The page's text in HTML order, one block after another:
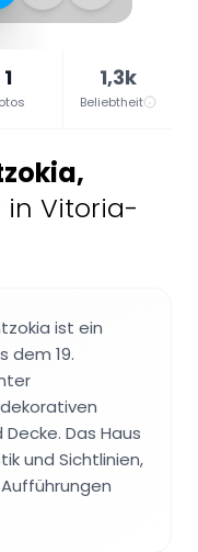
1 1,3k
Beliebtheit
,
in Vitoria-
ist ein
dem 19.
Das Haus
und Sichtlinien,